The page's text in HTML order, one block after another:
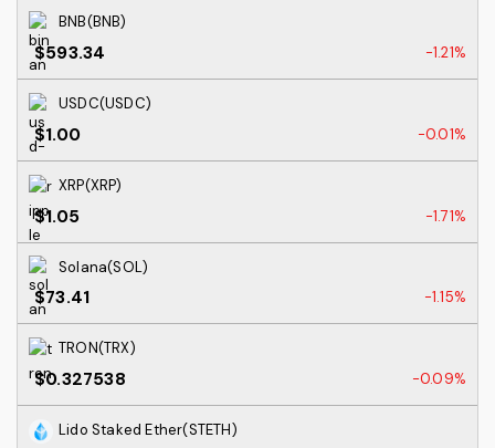
BNB(BNB)
$593.34 -1.21%
USDC(USDC)
$1.00 -0.01%
XRP(XRP)
$1.05 -1.71%
Solana(SOL)
$73.41 -1.15%
TRON(TRX)
$0.327538 -0.09%
Lido Staked Ether(STETH)